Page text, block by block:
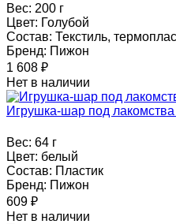
Вес: 200 г
Цвет: Голубой
Состав: Текстиль,
Бренд: Пижон
1 608 ₽
Нет в наличии
Игрушка-шар под
Вес: 64 г
Цвет: белый
Состав: Пластик
Бренд: Пижон
609 ₽
Нет в наличии